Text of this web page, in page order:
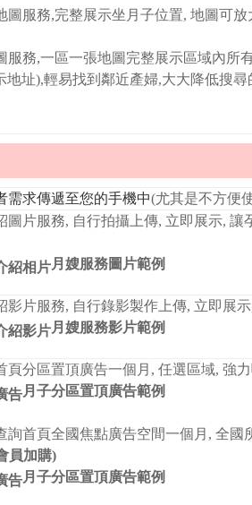
圖服務,完整展示坐月子位置, 地圖可放
服務,一區一張地圖完整展示區域內所
地址),輕易找到鄰近產婦,大大降低搜
需求傳遞至您的手機中(尤其是不方便
圖片服務, 自行拍攝上傳, 立即展示,
月嫂服務圖片範例
影片服務, 自行錄影製作上傳, 立即展
月嫂服務影片範例
頁分區置頂廣告一個月, 任選區域, 強
月子分區置頂廣告範例
詢首頁全國焦點廣告空間一個月, 全
員加購)
月子分區置頂廣告範例